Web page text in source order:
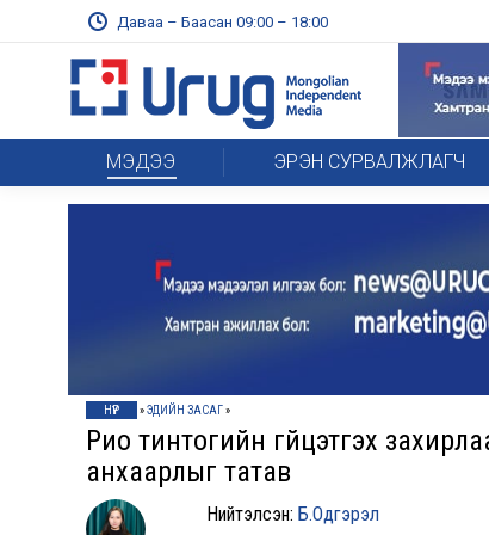
Даваа – Баасан 09:00 – 18:00
МЭДЭЭ ЭРЭН СУРВАЛЖЛАГЧ
НҮҮР »ЭДИЙН ЗАСАГ»
Рио тинтогийн гүйцэтгэх
анхаарлыг татав
Нийтэлсэн:Б.Одгэрэл